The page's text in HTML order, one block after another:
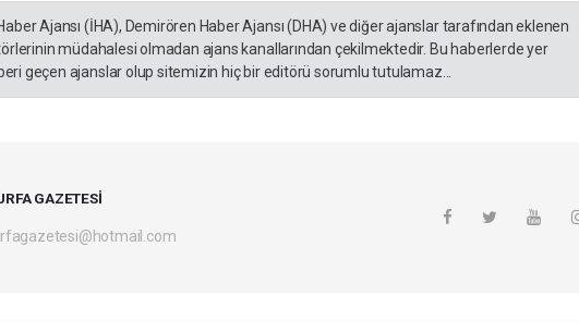
Ajansı (İHA), Demirören Haber Ajansı (DHA) ve diğer ajanslar tarafından eklenen
müdahalesi olmadan ajans kanallarından çekilmektedir. Bu haberlerde yer
geçen ajanslar olup sitemizin hiç bir editörü sorumlu tutulamaz...
GAZETESİ